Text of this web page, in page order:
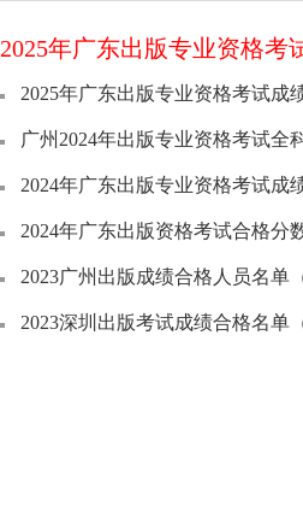
2025年广东出版专业资格考
2025年广东出版专业资格考试成
广州2024年出版专业资格考试全科成绩
2024年广东出版专业资格考试成
2024年广东出版资格考试合格分
2023广州出版成绩合格人员名单
2023深圳出版考试成绩合格名单